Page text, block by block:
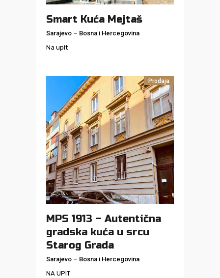
Smart Kuća Mejtaš
Sarajevo – Bosna i Hercegovina
Na upit
Prodaja
MPS 1913 – Autentična
gradska kuća u srcu
Starog Grada
Sarajevo – Bosna i Hercegovina
NA UPIT